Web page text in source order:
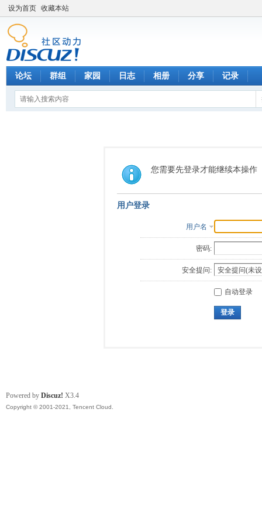
设为首页 收藏本站
论坛 群组 家园 日志 相册 分享 记录
您需要先登录才能继续本操作
用户登录
用户名
密码:
安全提问:
自动登录
登录
Powered by Discuz! X3.4
Copyright © 2001-2021, Tencent Cloud.